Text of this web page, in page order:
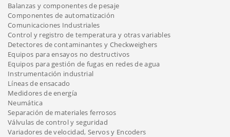
Balanzas y componentes de pesaje
Componentes de automatización
Comunicaciones Industriales
Control y registro de temperatura y otras variables
Detectores de contaminantes y Checkweighers
Equipos para ensayos no destructivos
Equipos para gestión de fugas en redes de agua
Instrumentación industrial
Líneas de ensacado
Medidores de energía
Neumática
Separación de materiales ferrosos
Válvulas de control y seguridad
Variadores de velocidad, Servos y Encoders